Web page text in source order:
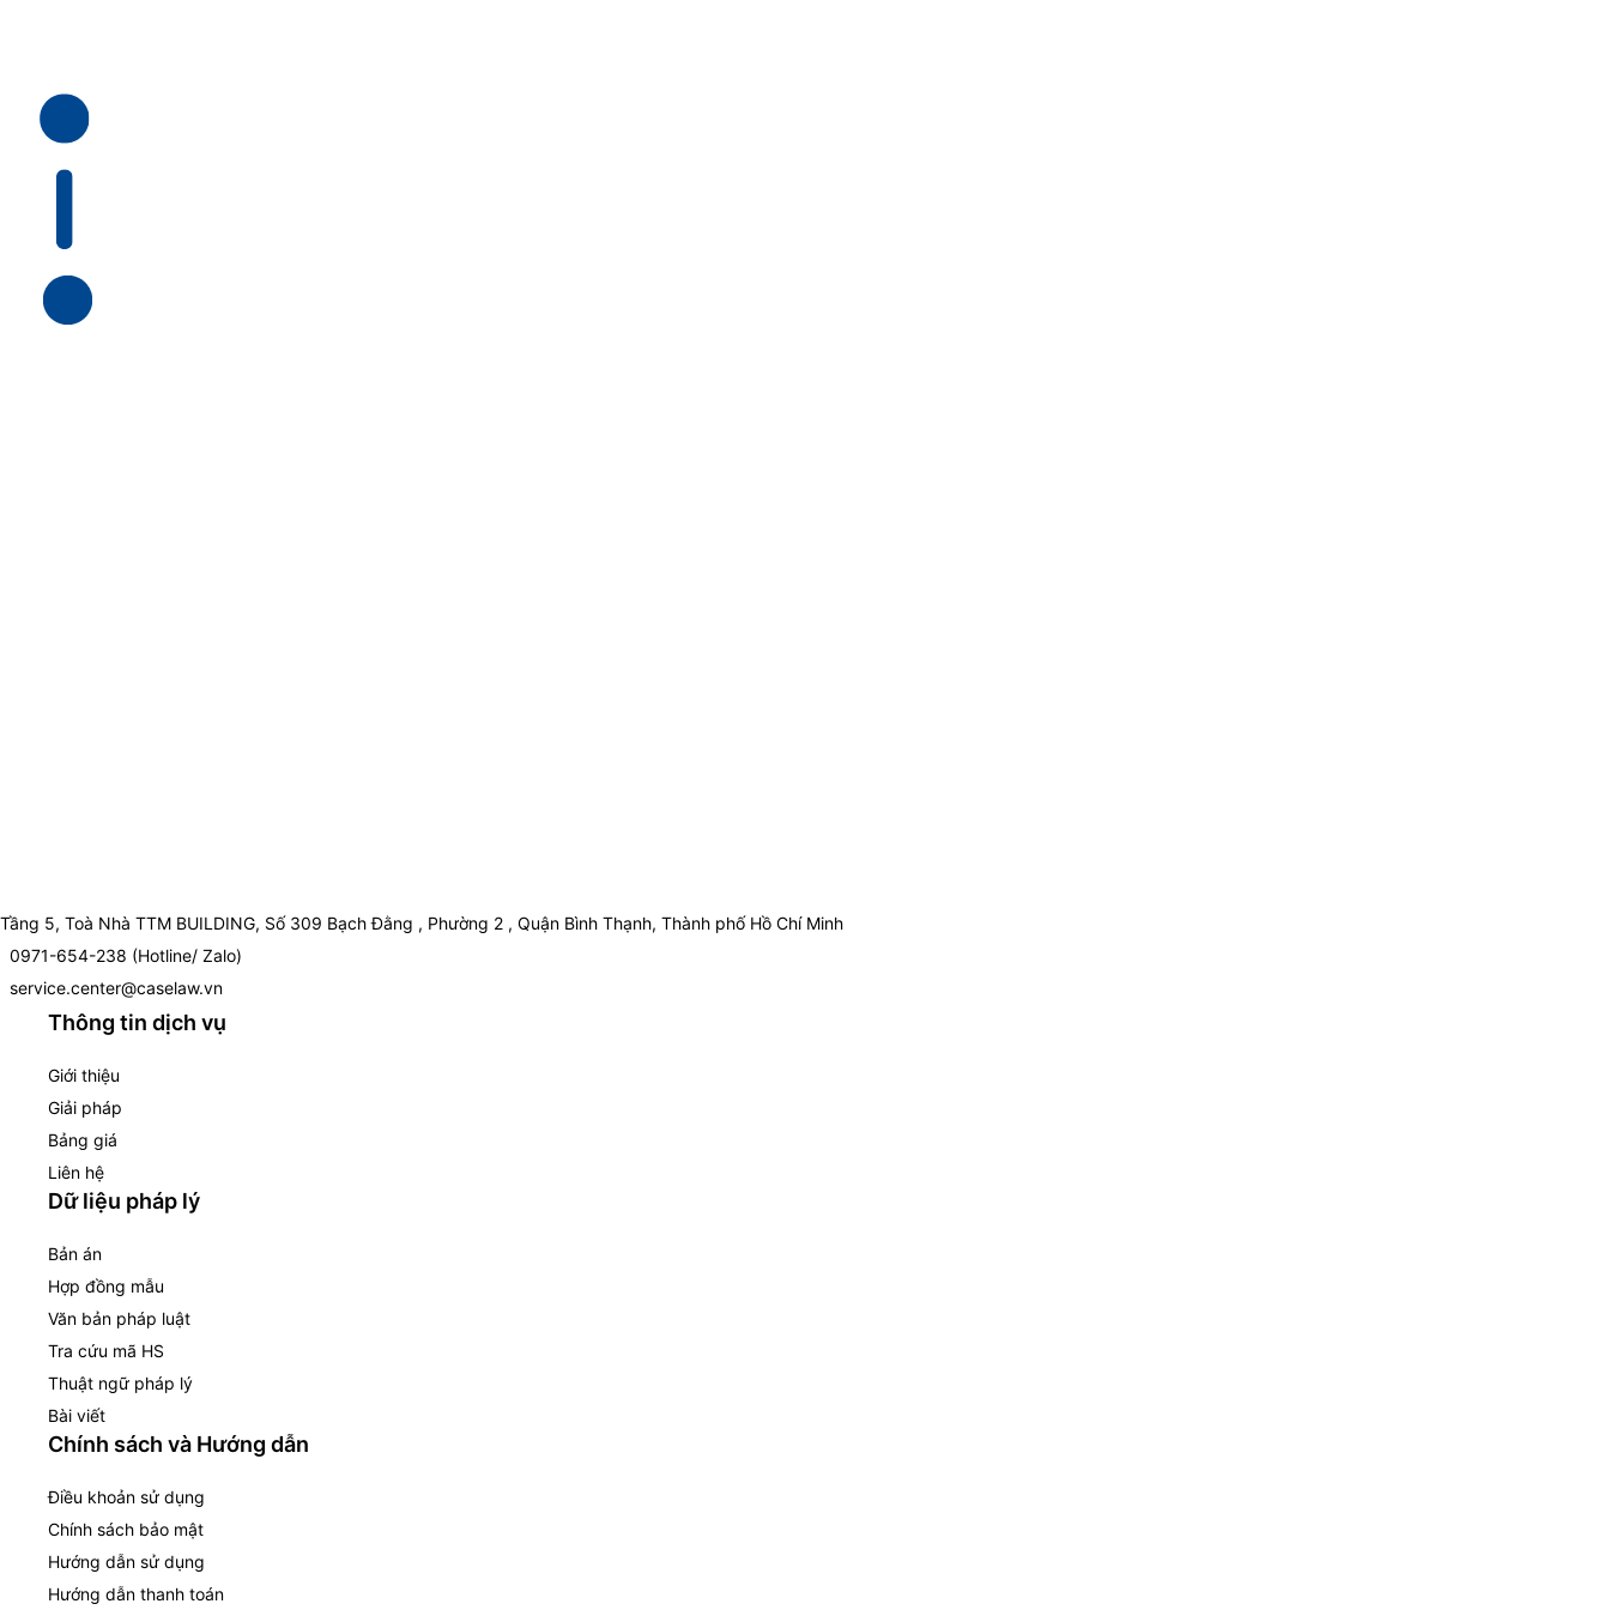
Tầng 5, Toà Nhà TTM BUILDING, Số 309 Bạch Đằng , Phường 2 , Quận Bình Thạnh, Thành phố Hồ Chí Minh
0971-654-238 (Hotline/ Zalo)
service.center@caselaw.vn
Thông tin dịch vụ
Giới thiệu
Giải pháp
Bảng giá
Liên hệ
Dữ liệu pháp lý
Bản án
Hợp đồng mẫu
Văn bản pháp luật
Tra cứu mã HS
Thuật ngữ pháp lý
Bài viết
Chính sách và Hướng dẫn
Điều khoản sử dụng
Chính sách bảo mật
Hướng dẫn sử dụng
Hướng dẫn thanh toán